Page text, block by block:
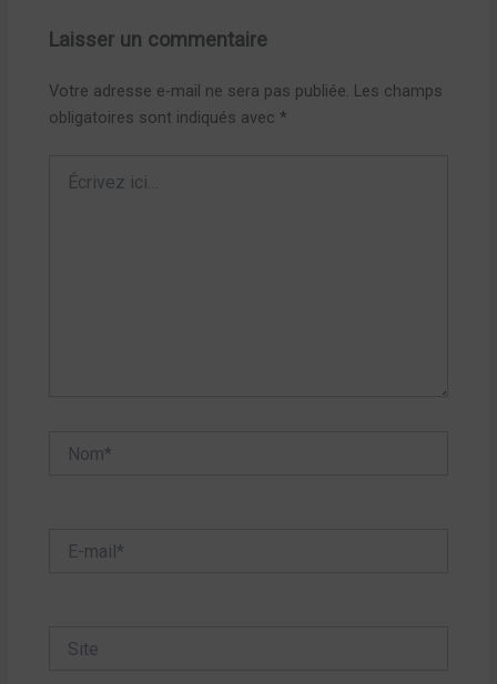
Laisser un commentaire
Votre adresse e-mail ne sera pas publiée. Les champs
obligatoires sont indiqués avec *
ici…
mail*